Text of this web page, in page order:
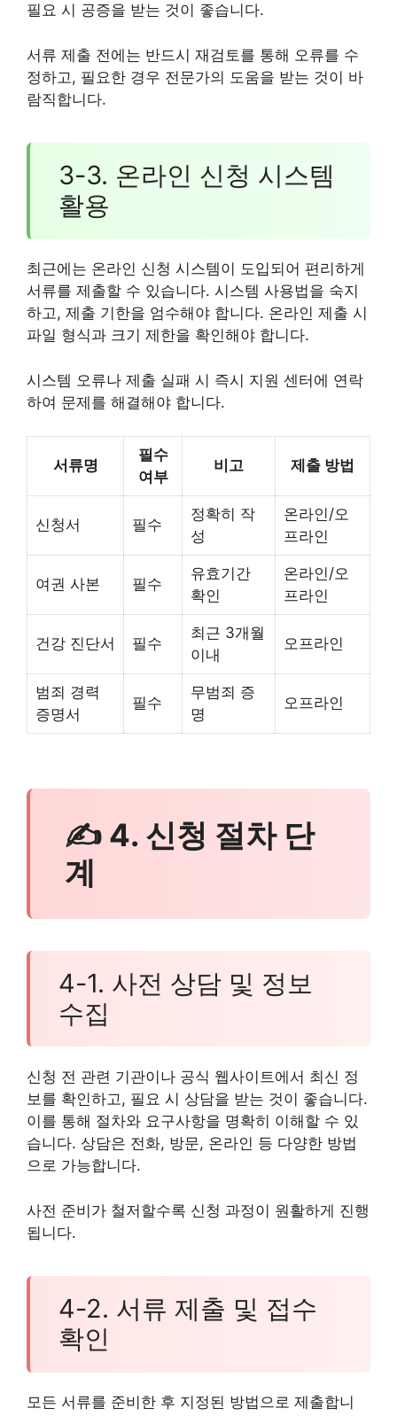
필요 시 공증을 받는 것이 좋습니다.
서류 제출 전에는 반드시 재검토를 통해 오류를 수
정하고, 필요한 경우 전문가의 도움을 받는 것이 바
람직합니다.
3-3. 온라인 신청 시스템
활용
최근에는 온라인 신청 시스템이 도입되어 편리하게
서류를 제출할 수 있습니다. 시스템 사용법을 숙지
하고, 제출 기한을 엄수해야 합니다. 온라인 제출 시
파일 형식과 크기 제한을 확인해야 합니다.
시스템 오류나 제출 실패 시 즉시 지원 센터에 연락
하여 문제를 해결해야 합니다.
서류명
필수
여부
비고 제출 방법
신청서 필수
정확히 작
성
온라인/오
프라인
여권 사본 필수
유효기간
확인
온라인/오
프라인
건강 진단서 필수
최근 3개월
이내
오프라인
범죄 경력
증명서
필수
무범죄 증
명
오프라인
✍ 4. 신청 절차 단
계
4-1. 사전 상담 및 정보
수집
신청 전 관련 기관이나 공식 웹사이트에서 최신 정
보를 확인하고, 필요 시 상담을 받는 것이 좋습니다.
이를 통해 절차와 요구사항을 명확히 이해할 수 있
습니다. 상담은 전화, 방문, 온라인 등 다양한 방법
으로 가능합니다.
사전 준비가 철저할수록 신청 과정이 원활하게 진행
됩니다.
4-2. 서류 제출 및 접수
확인
모든 서류를 준비한 후 지정된 방법으로 제출합니